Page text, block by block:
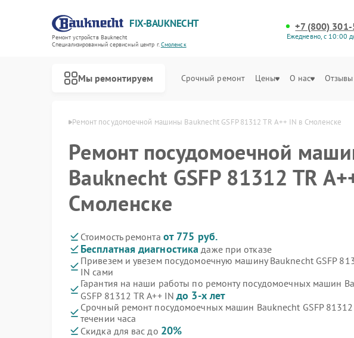
FIX-BAUKNECHT
Ремонт устройств Bauknecht
Специализированный cервисный центр г.Смоленск
+7 (800)
Ежедневно, с 10:00
Мы ремонтируем Срочный ремонт Цены О нас Отзывы
Ремонт посудомоечной машины Bauknecht GSFP 81312 TR A++ IN в Смоленске
Ремонт посудомоечной
Bauknecht GSFP 81312 TR
Смоленске
Стоимость ремонта от 775 руб.
Бесплатная диагностика даже при отказе
Привезем и увезем посудомоечную машину Bauknecht GSFP
IN сами
Гарантия на наши работы по ремонту посудомоечных машин
GSFP 81312 TR A++ INдо 3-х лет
Срочный ремонт посудомоечных машин Bauknecht GSFP 81312
течении часа
Скидка для вас до 20%